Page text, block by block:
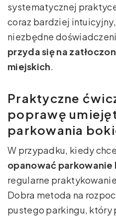
systematycznej
coraz bardziej
niezbędne
przyda się na
miejskich.
Praktyczne
poprawę
parkowania
W przypadku, kiedy
opanować parkowanie
regularne
Dobra metoda na
pustego parkingu, który